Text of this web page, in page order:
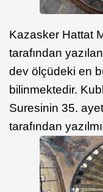
Kazasker Hattat
tarafından
dev ölçüdeki en
bilinmektedir.
Suresinin 35.
tarafından